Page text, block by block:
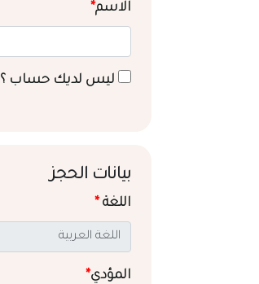
الاسم*
ليس لديك حساب ؟
بيانات الحجز
اللغة*
المؤدي*